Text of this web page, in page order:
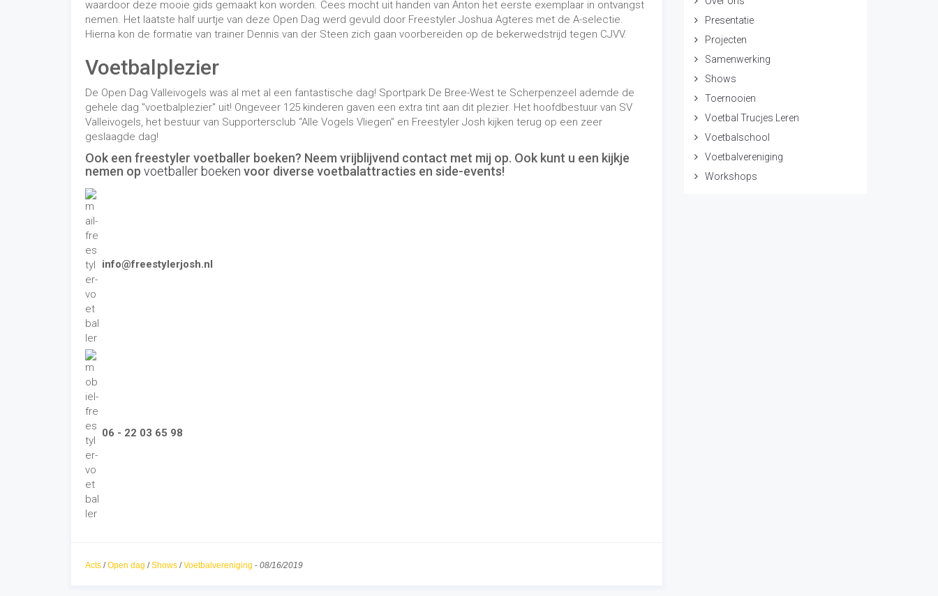
waardoor deze mooie gids gemaakt kon worden. Cees mocht uit handen van Anton het eerste exemplaar in ontvangst
nemen. Het laatste half uurtje van deze Open Dag werd gevuld door Freestyler Joshua Agteres met de A-selectie.
Hierna kon de formatie van trainer Dennis van der Steen zich gaan voorbereiden op de bekerwedstrijd tegen CJVV.
Voetbalplezier
De Open Dag Valleivogels was al met al een fantastische dag! Sportpark De Bree-West te Scherpenzeel ademde de
gehele dag "voetbalplezier" uit! Ongeveer 125 kinderen gaven een extra tint aan dit plezier. Het hoofdbestuur van SV
Valleivogels, het bestuur van Supportersclub “Alle Vogels Vliegen” en Freestyler Josh kijken terug op een zeer
geslaagde dag!
Ook een freestyler voetballer boeken? Neem vrijblijvend contact met mij op. Ook kunt u een kijkje
nemen op voetballer boeken voor diverse voetbalattracties en side-events!
info@freestylerjosh.nl
06 - 22 03 65 98
Acts /Open dag /Shows /Voetbalvereniging - 08/16/2019
Presentatie
Projecten
Samenwerking
Shows
Toernooien
Voetbal Trucjes Leren
Voetbalschool
Voetbalvereniging
Workshops